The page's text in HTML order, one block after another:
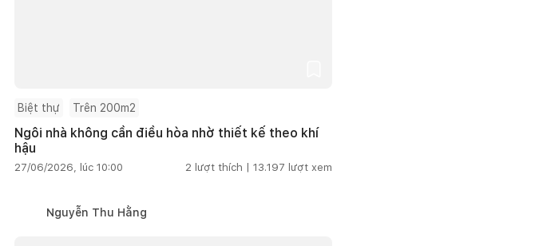
Biệt thự Trên 200m2
Ngôi nhà không cần điều hòa nhờ thiết kế theo khí
hậu
27/06/2026, lúc 10:00 2 lượt thích | 13.197 lượt xem
Nguyễn Thu Hằng